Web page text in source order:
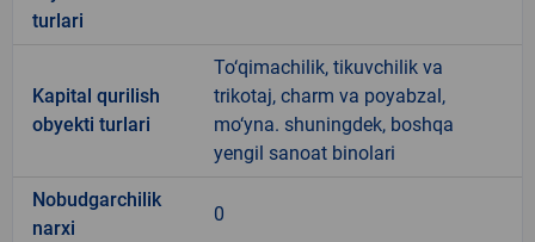
turlari
Kapital qurilish
obyekti turlari
To‘qimachilik, tikuvchilik va
trikotaj, charm va poyabzal,
mo‘yna. shuningdek, boshqa
yengil sanoat binolari
Nobudgarchilik
narxi
0